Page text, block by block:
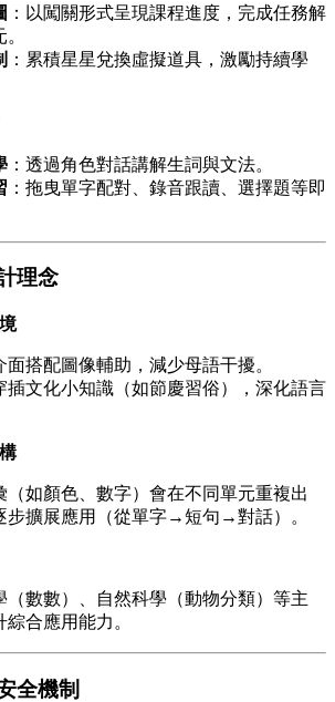
：以闖關形式呈現課程進度，完成任務解
：累積星星兌換虛擬道具，激勵持續學
：透過角色對話講解生詞與文法。
：拖曳單字配對、錄音跟讀、選擇題等即
理念
面搭配圖像輔助，減少母語干擾。
插文化小知識（如節慶習俗），深化語言
（如顏色、數字）會在不同單元重複出
步擴展應用（從單字→短句→對話）。
（數數）、自然科學（動物分類）等主
綜合應用能力。
全機制